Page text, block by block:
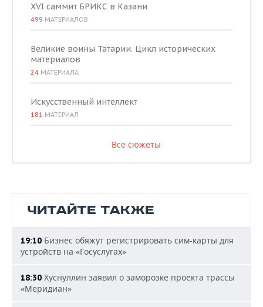
XVI саммит БРИКС в Казани
499 МАТЕРИАЛОВ
Великие воины Татарии. Цикл исторических
материалов
24 МАТЕРИАЛА
Искусственный интеллект
181 МАТЕРИАЛ
Все сюжеты
ЧИТАЙТЕ ТАКЖЕ
19:10 Бизнес обяжут регистрировать сим-карты для
устройств на «Госуслугах»
18:30 Хуснуллин заявил о заморозке проекта трассы
«Меридиан»